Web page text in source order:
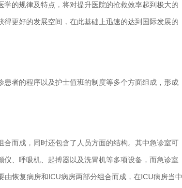
的规律及特点，将对提升医院的抢救效率起到极大的
更好的发展空间，在此基础上迅速的达到国际发展的
者的程序以及护士值班的制度等多个方面组成，形成
而成，同时还包含了人员方面的结构。其中急诊室可
、呼吸机、起搏器以及洗胃机等多项设备，而急诊室
恢复病房和ICU病房两部分组合而成，在ICU病房当中